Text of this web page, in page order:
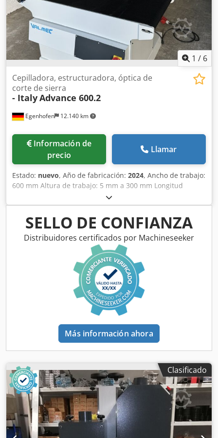
1 / 6
Egenhofen 12.140 km
Cepilladora, estructuradora, óptica de
corte de sierra
- ItalyAdvance 600.2
Información de
precio
Llamar
Estado: nuevo, Año de fabricación: 2024, Ancho de trabajo:
600 mm Altura de trabajo: 5 mm a 300 mm Longitud
mínima de la pieza: 250 mm Unidades: 2 1. Unidad de
corte con sierra Random System: Acabado efecto corte de
sierra 2. Cepillo: Tynex, diámetro 210 mm Ajuste de altura:
eléctrico Indicador de altura: digital Velocidad de avance: 4
- 14 m/min Crjdpfx Absupy Spowjf Potencia del motor de la
unidad de sierra: 1,1 kW Potencia del motor del cepillo: 4
kW Potencia del motor de avance: 0,37 kW Longitud de la
máquina: 1400 mm Ancho de la máquina: 1500 mm Altura
de la máquina: 1600 mm Peso: 700 kg
SELLO DE CONFIANZA
Distribuidores certificados por Machineseeker
Más información ahora
Clasificado